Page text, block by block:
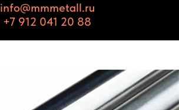
info@mmmetall.ru
+7 912 041 20 88